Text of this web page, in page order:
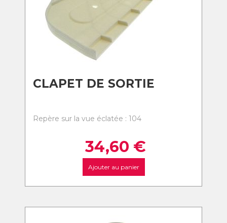
CLAPET DE SORTIE
Repère sur la vue éclatée : 104
34,60 €
Ajouter au panier